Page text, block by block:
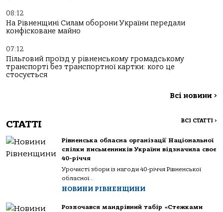
08:12
На Рівненщині Силам оборони України передали
конфісковане майно
07:12
Пільговий проїзд у рівненському громадському
транспорті без транспортної картки: кого це
стосується
Всі новини >
СТАТТІ ВСІ СТАТТІ >
Рівненська обласна організації Національної
спілки письменників України відзначила своє
40-річчя
Урочисті збори із нагоди 40-річчя Рівненської
обласної...
НОВИНИ РІВНЕНЩИНИ
Розпочався мандрівний табір «Стежками